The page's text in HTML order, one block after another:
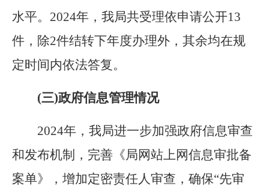
水平。 2024年，我局共受理依申请公开13
件，除2件结转下年度办理外，其余均在规
定时间内依法答复。
(三)政府信息管理情况
2024年，我局进一步加强政府信息审查
和发布机制，完善《局网站上网信息审批备
案单》，增加定密责任人审查，确保“先审